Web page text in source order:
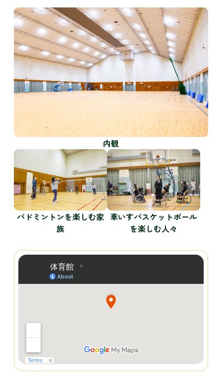
内観
バドミントンを楽しむ家
族
車いすバスケットボール
を楽しむ人々